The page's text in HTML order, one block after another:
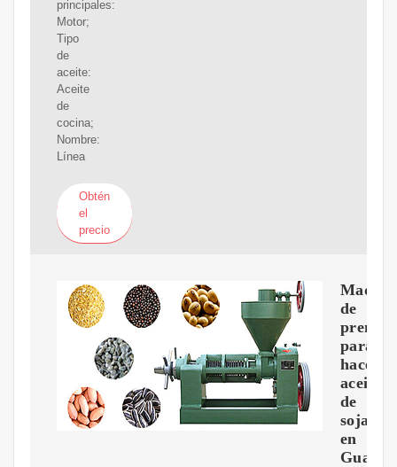
principales:
Motor;
Tipo
de
aceite:
Aceite
de
cocina;
Nombre:
Línea
Obtén
el
precio
de
para
hacer
aceite
de
soja
en